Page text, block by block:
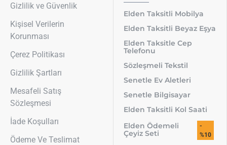
Gizlilik ve Güvenlik
Kişisel Verilerin
Korunması
Çerez Politikası
Gizlilik Şartları
Mesafeli Satış
Sözleşmesi
İade Koşulları
Ödeme Ve Teslimat
Elden Taksitli Mobilya
Elden Taksitli Beyaz Eşya
Elden Taksitle Cep
Telefonu
Sözleşmeli Tekstil
Senetle Ev Aletleri
Senetle Bilgisayar
Elden Taksitli Kol Saati
Elden Ödemeli
Çeyiz Seti
-
%10